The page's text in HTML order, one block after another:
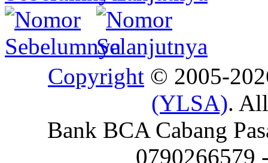
Copyright © 2005-
(YLSA).
Bank BCA Cabang
0790266579